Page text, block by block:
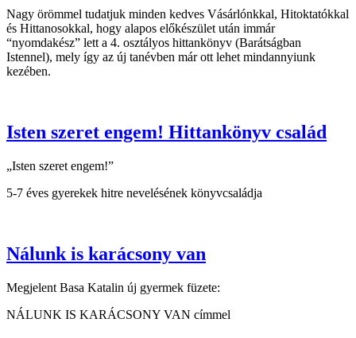
Nagy örömmel tudatjuk minden kedves Vásárlónkkal, Hitoktatókkal
és Hittanosokkal, hogy alapos előkészület után immár
“nyomdakész” lett a 4. osztályos hittankönyv (Barátságban
Istennel), mely így az új tanévben már ott lehet mindannyiunk
kezében.
Isten szeret engem! Hittankönyv család
„Isten szeret engem!”
5-7 éves gyerekek hitre nevelésének könyvcsaládja
Nálunk is karácsony van
Megjelent Basa Katalin új gyermek füzete:
NÁLUNK IS KARÁCSONY VAN címmel